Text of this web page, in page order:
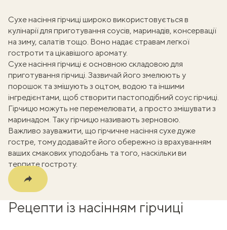
Сухе насіння гірчиці широко використовується в
кулінарії для приготування соусів, маринадів, консервації
на зиму, салатів тощо. Воно надає стравам легкої
гостроти та цікавішого аромату.
Сухе насіння гірчиці є основною складовою для
приготування гірчиці. Зазвичай його змелюють у
порошок та змішують з оцтом, водою та іншими
інгредієнтами, щоб створити пастоподібний соус гірчиці.
Гірчицю можуть не перемелювати, а просто змішувати з
маринадом. Таку гірчицю називають зерновою.
Важливо зауважити, що гірчичне насіння сухе дуже
гостре, тому додавайте його обережно із врахуванням
ваших смакових уподобань та того, наскільки ви
терпите гостроту.
Рецепти із насінням гірчиці